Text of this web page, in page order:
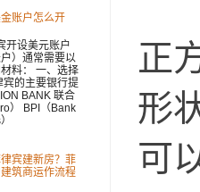
正
形
可
账户怎么开
开设美元账户
户）通常需要以
料： 一、选择
宾的主要银行提
BANK 联合
） BPI（Bank
宾建新房？菲
筑商运作流程